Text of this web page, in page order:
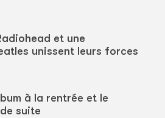
et une
unissent leurs forces
à la rentrée et le
suite